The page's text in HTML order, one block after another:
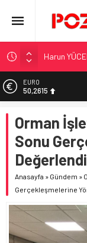
Harun
“KILAVUZ
Yılmaz
Ajans
EURO
50,2615
5.910,66
BİST
11.456,34
DOLAR
42,6961
Orman
Sonu
Anasayfa » Gündem »
Gerçekleşmelerine